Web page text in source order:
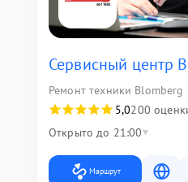
Сервисный центр
Ремонт техники Blomberg
5,0200
Открыто до 21:00
Маршрут